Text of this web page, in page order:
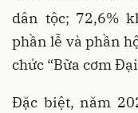
dân tộc; 72,6%
phần lễ và phần
chức “Bữa cơm
Đặc biệt, năm